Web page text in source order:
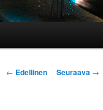
Artikkelien
← Edellinen Seuraava →